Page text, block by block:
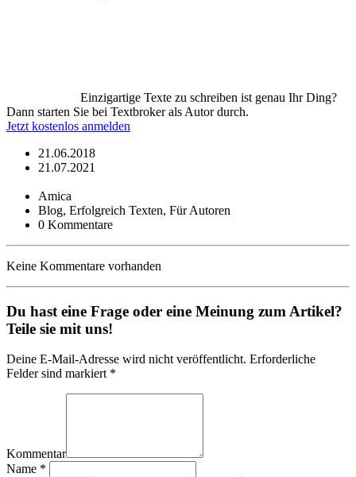
Einzigartige Texte zu schreiben ist genau Ihr Ding?
Dann starten Sie bei Textbroker als Autor durch.
Jetzt kostenlos anmelden
21.06.2018
21.07.2021
Amica
Blog, Erfolgreich Texten, Für Autoren
0 Kommentare
Keine Kommentare vorhanden
Du hast eine Frage oder eine Meinung zum Artikel?
Teile sie mit uns!
Deine E-Mail-Adresse wird nicht veröffentlicht. Erforderliche
Felder sind markiert *
Kommentar
Name *